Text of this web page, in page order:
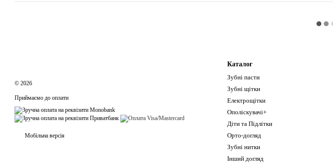
© 2026
Приймаємо до оплати
Мобільна версія
Каталог
Зубні пасти
Зубні щітки
Електрощітки
Ополіскувачі+
Діти та Підлітки
Орто-догляд
Зубні нитки
Інший догляд